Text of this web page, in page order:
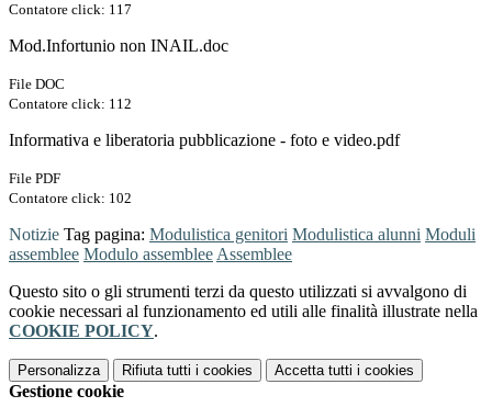
Contatore click: 117
Mod.Infortunio non INAIL.doc
File DOC
Contatore click: 112
Informativa e liberatoria pubblicazione - foto e video.pdf
File PDF
Contatore click: 102
Notizie Tag pagina: Modulistica genitori Modulistica alunni Moduli
assemblee Modulo assemblee Assemblee
Questo sito o gli strumenti terzi da questo utilizzati si avvalgono di
cookie necessari al funzionamento ed utili alle finalità illustrate nella
COOKIE POLICY.
Personalizza Rifiuta tutti i cookies Accetta tutti i cookies
Gestione cookie